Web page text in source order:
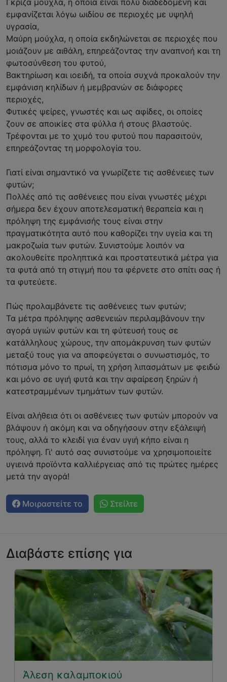
Γκρίζα μούχλα, η οποία είναι πολύ διαδεδομένη και
εμφανίζεται λόγω ωιδίου σε περιοχές με υψηλή
υγρασία,
Μαύρη μούχλα, η οποία εκδηλώνεται σε περιοχές που
μοιάζουν με αιθάλη, επηρεάζοντας την αναπνοή και τη
φωτοσύνθεση του φυτού,
Βακτηρίωση και ιοειδή, τα οποία συχνά προκαλούν την
εμφάνιση κηλίδων ή μεμβρανών σε διάφορες
περιοχές,
Φυτικές ψείρες, γνωστές και ως αφίδες, οι οποίες
ζουν σε αποικίες στα φύλλα ή στους βλαστούς.
Τρέφονται με το χυμό του φυτού που παρασιτούν,
επηρεάζοντας τη μορφολογία του.
Γιατί είναι σημαντικό να γνωρίζετε τις ασθένειες των
φυτών;
Πολλές από τις ασθένειες που είναι γνωστές μέχρι
σήμερα δεν έχουν αποτελεσματική θεραπεία και η
πρόληψη της εμφάνισής τους είναι στην
πραγματικότητα αυτό που καθορίζει την υγεία και τη
μακροζωία των φυτών. Συνιστούμε λοιπόν να
ακολουθείτε προληπτικά και προστατευτικά μέτρα για
τα φυτά από τη στιγμή που τα φέρνετε στο σπίτι σας ή
τα φυτεύετε.
Πώς προλαμβάνετε τις ασθένειες των φυτών;
Τα μέτρα πρόληψης ασθενειών περιλαμβάνουν την
αγορά υγιών φυτών και τη φύτευσή τους σε
κατάλληλους χώρους, την απομάκρυνση των φυτών
μεταξύ τους για να αποφεύγεται ο συνωστισμός, το
πότισμα μόνο το πρωί, τη χρήση λιπασμάτων με φειδώ
και μόνο σε υγιή φυτά και την αφαίρεση ξηρών ή
κατεστραμμένων τμημάτων των φυτών.
Είναι αλήθεια ότι οι ασθένειες των φυτών μπορούν να
βλάψουν ή ακόμη και να οδηγήσουν στην εξάλειψή
τους, αλλά το κλειδί για έναν υγιή κήπο είναι η
πρόληψη. Γι' αυτό σας συνιστούμε να χρησιμοποιείτε
υγιεινά προϊόντα καλλιέργειας από τις πρώτες ημέρες
μετά την αγορά!
Μοιραστείτε το Στείλτε
Διαβάστε επίσης για
Άλεση καλαμποκιού